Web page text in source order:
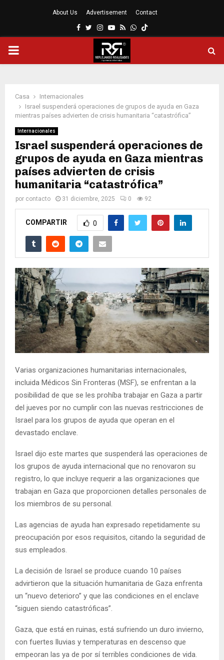
About Us Advertisement Contact
Facebook
Twitter
Instagram
Youtube
RssWhatsapp
MENÚ
Casa
Internacionales
Israel suspenderá operaciones de grupos de ayuda en Gaza
mientras países advierten de crisis humanitaria “catastrófica”
Internacionales
Israel suspenderá operaciones de
grupos de ayuda en Gaza mientras
países advierten de crisis
humanitaria “catastrófica”
por contacto 31 diciembre, 2025 0 92
COMPARTIR 0
Varias organizaciones humanitarias internacionales,
incluida Médicos Sin Fronteras (MSF), se enfrentan a la
posibilidad de que se les prohíba trabajar en Gaza a partir
del jueves por no cumplir con las nuevas restricciones de
Israel para los grupos de ayuda que operan en el
devastado enclave.
Israel dijo este martes que suspenderá las operaciones de
los grupos de ayuda internacional que no renovaron su
registro, lo que incluye requerir a las organizaciones que
trabajan en Gaza que proporcionen detalles personales de
los miembros de su personal.
Las agencias de ayuda han expresado repetidamente su
preocupación por esos requisitos, citando la seguridad de
sus empleados.
La decisión de Israel se produce cuando 10 países
advirtieron que la situación humanitaria de Gaza enfrenta
un “nuevo deterioro” y que las condiciones en el enclave
“siguen siendo catastróficas”.
Gaza, que está en ruinas, está sufriendo un duro invierno,
con fuertes lluvias y temperaturas en descenso que
empeoran las ya de por sí terribles condiciones de vida.